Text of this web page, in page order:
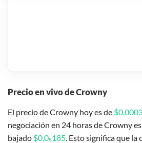
Precio en vivo de Crowny
El precio de Crowny hoy es de
negociación en 24 horas de Crowny
bajado $0,0₅185. Esto significa que